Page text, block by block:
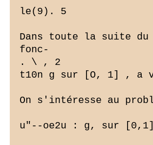
le(9). 5
Dans toute la suite
fonc-
. \ , 2
t10n g sur [O, 1] , a
On s'intéresse au
u"--oe2u : g, sur [0,1]